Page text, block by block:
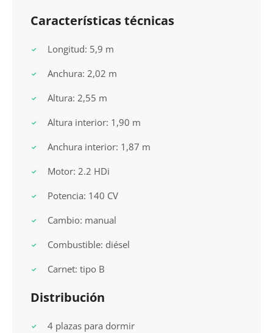
Características técnicas
Longitud: 5,9 m
Anchura: 2,02 m
Altura: 2,55 m
Altura interior: 1,90 m
Anchura interior: 1,87 m
Motor: 2.2 HDi
Potencia: 140 CV
Cambio: manual
Combustible: diésel
Carnet: tipo B
Distribución
4 plazas para dormir